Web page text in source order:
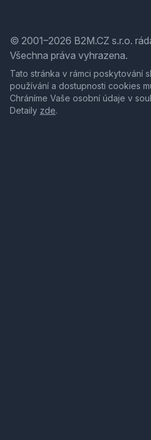
© 2001–2026 B2M.CZ s.r.o.
Všechna práva vyhrazena.
Tato stránka v rámci poskytování
používání a dostupnosti cookies
Chráníme Vaše osobní údaje v
Detaily zde.